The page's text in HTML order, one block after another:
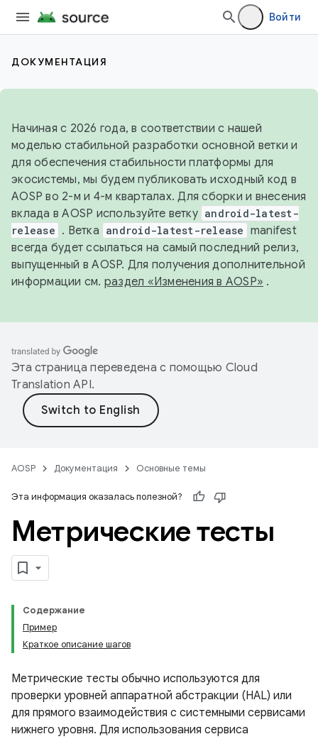
Войти
ДОКУМЕНТАЦИЯ
Начиная с 2026 года, в соответствии с нашей
моделью стабильной разработки основной ветки и
для обеспечения стабильности платформы для
экосистемы, мы будем публиковать исходный код в
AOSP во 2-м и 4-м кварталах. Для сборки и внесения
вклада в AOSP используйте ветку android-latest-
release . Ветка android-latest-release manifest
всегда будет ссылаться на самый последний релиз,
выпущенный в AOSP. Для получения дополнительной
информации см. раздел «Изменения в AOSP» .
Эта страница переведена с помощью Cloud
Translation API.
AOSP Документация Основные темы
Эта информация оказалась полезной?
Метрические тесты
Содержание
Пример
Краткое описание шагов
Метрические тесты обычно используются для
проверки уровней аппаратной абстракции (HAL) или
для прямого взаимодействия с системными сервисами
нижнего уровня. Для использования сервиса